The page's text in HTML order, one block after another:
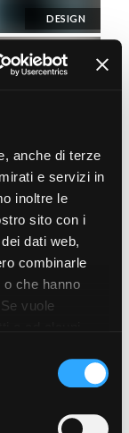
anche di terze
e servizi in
inoltre le
sito con i
dati web,
combinarle
che hanno
vuole
non vuole i
sul tasto
DESIGN
LEGNO